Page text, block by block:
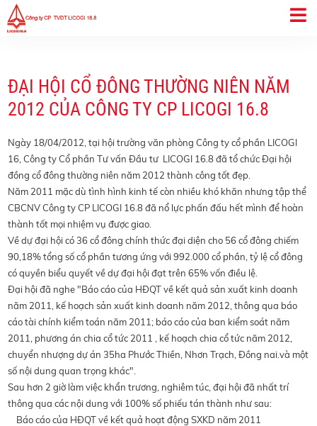
ĐẠI HỘI CỔ ĐÔNG THƯỜNG NIÊN NĂM
2012 CỦA CÔNG TY CP LICOGI 16.8
Ngày 18/04/2012, tại hội trường văn phòng Công ty cổ phần LICOGI
16, Công ty Cổ phần Tư vấn Đầu tư LICOGI 16.8 đã tổ chức Đại hội
đồng cổ đông thường niên năm 2012 thành công tốt đẹp.
Năm 2011 mặc dù tình hình kinh tế còn nhiều khó khăn nhưng tập thể
CBCNV Công ty CP LICOGI 16.8 đã nổ lực phấn đấu hết mình để hoàn
thành tốt mọi nhiệm vụ được giao.
Về dự đại hội có 36 cổ đông chính thức đại diện cho 56 cổ đông chiếm
90,18% tổng số cổ phần tương ứng với 992.000 cổ phần, tỷ lệ cổ đông
có quyền biểu quyết về dự đại hội đạt trên 65% vốn điều lệ.
Đại hội đã nghe "Báo cáo của HĐQT về kết quả sản xuất kinh doanh
năm 2011, kế hoạch sản xuất kinh doanh năm 2012, thông qua báo
cáo tài chính kiểm toán năm 2011; báo cáo của ban kiểm soát năm
2011, phương án chia cổ tức 2011 , kế hoạch chia cổ tức năm 2012,
chuyển nhượng dự án 35ha Phước Thiền, Nhơn Trạch, Đồng nai.và một
số nội dung quan trọng khác".
Sau hơn 2 giờ làm việc khẩn trương, nghiêm túc, đại hội đã nhất trí
thông qua các nội dung với 100% số phiếu tán thành như sau:
Báo cáo của HĐQT về kết quả hoạt động SXKD năm 2011